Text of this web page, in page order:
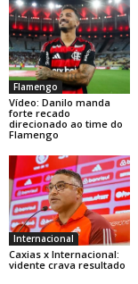
Flamengo
Vídeo: Danilo manda
forte recado
direcionado ao time do
Flamengo
Internacional
Caxias x Internacional:
vidente crava resultado